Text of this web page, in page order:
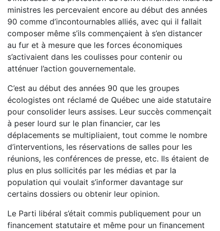
ministres les percevaient encore au début des années
90 comme d’incontournables alliés, avec qui il fallait
composer même s’ils commençaient à s’en distancer
au fur et à mesure que les forces économiques
s’activaient dans les coulisses pour contenir ou
atténuer l’action gouvernementale.
C’est au début des années 90 que les groupes
écologistes ont réclamé de Québec une aide statutaire
pour consolider leurs assises. Leur succès commençait
à peser lourd sur le plan financier, car les
déplacements se multipliaient, tout comme le nombre
d’interventions, les réservations de salles pour les
réunions, les conférences de presse, etc. Ils étaient de
plus en plus sollicités par les médias et par la
population qui voulait s’informer davantage sur
certains dossiers ou obtenir leur opinion.
Le Parti libéral s’était commis publiquement pour un
financement statutaire et même pour un financement